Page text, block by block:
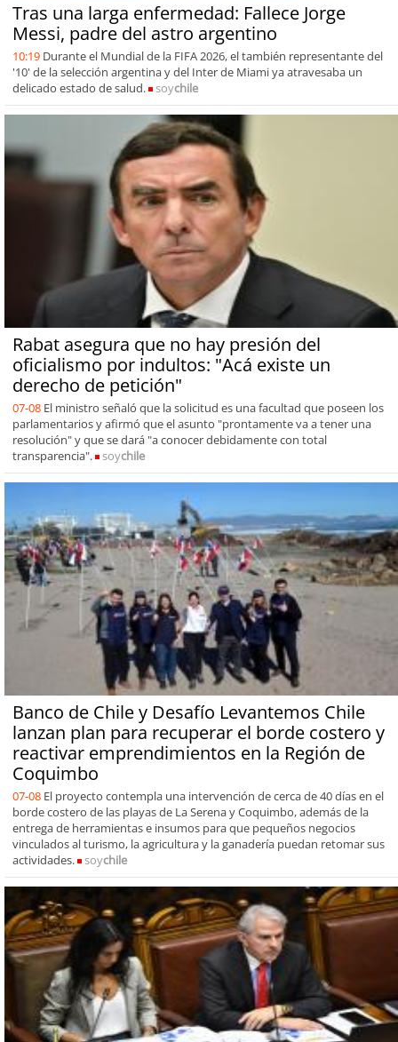
Tras una larga enfermedad: Fallece Jorge
Messi, padre del astro argentino
10:19 Durante el Mundial de la FIFA 2026, el también representante del
'10' de la selección argentina y del Inter de Miami ya atravesaba un
delicado estado de salud.
soychile
Rabat asegura que no hay presión del
oficialismo por indultos: "Acá existe un
derecho de petición"
07-08 El ministro señaló que la solicitud es una facultad que poseen los
parlamentarios y afirmó que el asunto "prontamente va a tener una
resolución" y que se dará "a conocer debidamente con total
transparencia".
soychile
Banco de Chile y Desafío Levantemos Chile
lanzan plan para recuperar el borde costero y
reactivar emprendimientos en la Región de
Coquimbo
07-08 El proyecto contempla una intervención de cerca de 40 días en el
borde costero de las playas de La Serena y Coquimbo, además de la
entrega de herramientas e insumos para que pequeños negocios
vinculados al turismo, la agricultura y la ganadería puedan retomar sus
actividades.
soychile